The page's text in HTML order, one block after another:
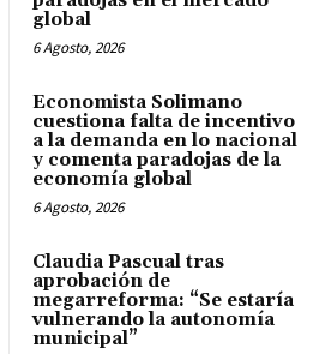
global
6 Agosto, 2026
Economista Solimano
cuestiona falta de incentivo
a la demanda en lo nacional
y comenta paradojas de la
economía global
6 Agosto, 2026
Claudia Pascual tras
aprobación de
megarreforma: “Se estaría
vulnerando la autonomía
municipal”